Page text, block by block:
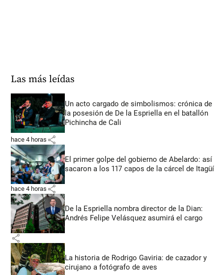
Las más leídas
Un acto cargado de simbolismos: crónica de
la posesión de De la Espriella en el batallón
Pichincha de Cali
hace 4 horas share
El primer golpe del gobierno de Abelardo: así
sacaron a los 117 capos de la cárcel de Itagüí
hace 4 horas share
De la Espriella nombra director de la Dian:
Andrés Felipe Velásquez asumirá el cargo
share
La historia de Rodrigo Gaviria: de cazador y
cirujano a fotógrafo de aves